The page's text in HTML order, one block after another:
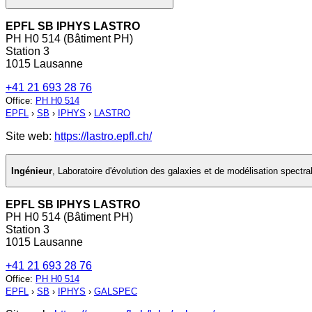
EPFL SB IPHYS LASTRO
PH H0 514 (Bâtiment PH)
Station 3
1015 Lausanne
+41 21 693 28 76
Office: PH H0 514
EPFL › SB › IPHYS › LASTRO
Site web: https://lastro.epfl.ch/
Ingénieur Laboratoire d'évolution des galaxies et de modélisation
EPFL SB IPHYS LASTRO
PH H0 514 (Bâtiment PH)
Station 3
1015 Lausanne
+41 21 693 28 76
Office: PH H0 514
EPFL › SB › IPHYS › GALSPEC